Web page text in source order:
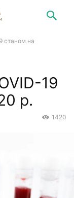
станом на
19
р.
1420